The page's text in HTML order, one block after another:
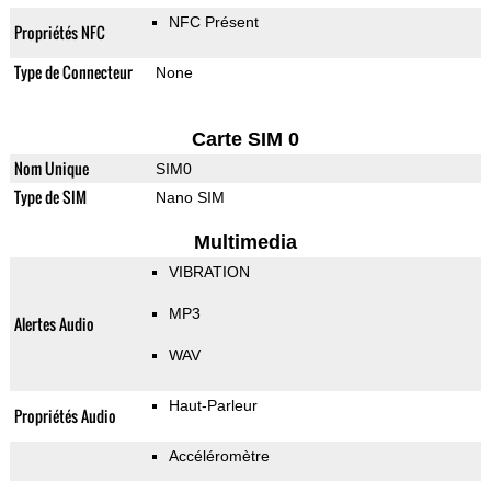
Propriétés NFC NFC Présent
Type de Connecteur None
Carte SIM 0
Nom Unique SIM0
Type de SIM Nano SIM
Multimedia
Alertes Audio
VIBRATION
MP3
WAV
Propriétés Audio Haut-Parleur
Accéléromètre